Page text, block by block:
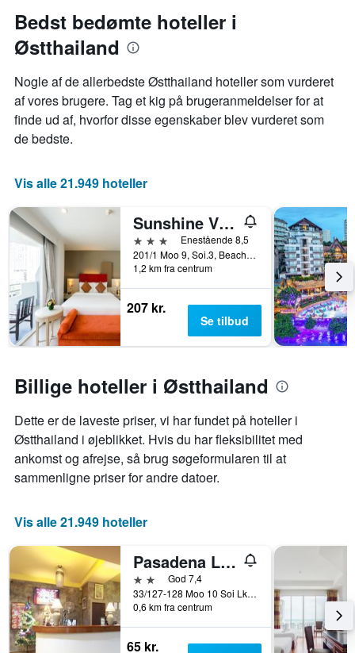
Bedst bedømte hoteller i
Østthailand
Nogle af de allerbedste Østthailand hoteller som vurderet
af vores brugere. Tag et kig på brugeranmeldelser for at
finde ud af, hvorfor disse egenskaber blev vurderet som
de bedste.
Vis alle 21.949 hoteller
Sunshine Vista
3 stjernerEnestående 8,5
201/1 Moo 9, Soi.3, Beach Rd., Pattaya, Thailand
1,2 km fra centrum
207 kr.
Se tilbud
Billige hoteller i Østthailand
Dette er de laveste priser, vi har fundet på hoteller i
Østthailand i øjeblikket. Hvis du har fleksibilitet med
ankomst og afrejse, så brug søgeformularen til at
sammenligne priser for andre datoer.
Vis alle 21.949 hoteller
Pasadena Lodge
2 stjernerGod 7,4
33/127-128 Moo 10 Soi Lk Metro Nongprue, Pattaya, Thailand
0,6 km fra centrum
65 kr.